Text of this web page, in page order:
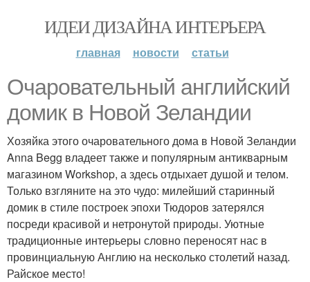
ИДЕИ ДИЗАЙНА ИНТЕРЬЕРА
главная новости статьи
Очаровательный английский
домик в Новой Зеландии
Хозяйка этого очаровательного дома в Новой Зеландии
Anna Begg владеет также и популярным антикварным
магазином Workshop, а здесь отдыхает душой и телом.
Только взгляните на это чудо: милейший старинный
домик в стиле построек эпохи Тюдоров затерялся
посреди красивой и нетронутой природы. Уютные
традиционные интерьеры словно переносят нас в
провинциальную Англию на несколько столетий назад.
Райское место!